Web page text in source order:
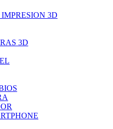
3D
3D